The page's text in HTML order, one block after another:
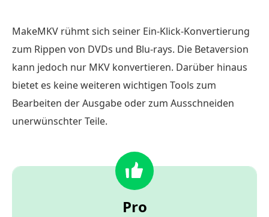
MakeMKV rühmt sich seiner Ein-Klick-Konvertierung
zum Rippen von DVDs und Blu-rays. Die Betaversion
kann jedoch nur MKV konvertieren. Darüber hinaus
bietet es keine weiteren wichtigen Tools zum
Bearbeiten der Ausgabe oder zum Ausschneiden
unerwünschter Teile.
Pro